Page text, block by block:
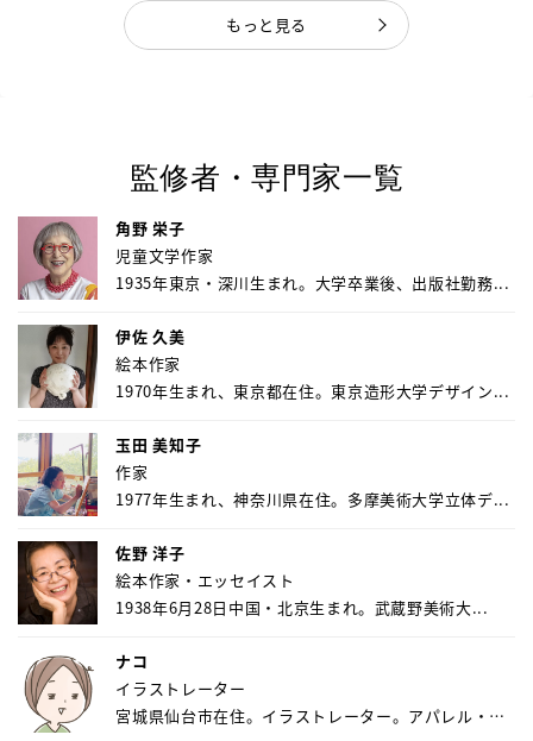
もっと見る
監修者・専門家一覧
角野 栄子
児童文学作家
1935年東京・深川生まれ。大学卒業後、出版社勤務...
伊佐 久美
絵本作家
1970年生まれ、東京都在住。東京造形大学デザイン...
玉田 美知子
作家
1977年生まれ、神奈川県在住。多摩美術大学立体デ...
佐野 洋子
絵本作家・エッセイスト
1938年6月28日中国・北京生まれ。武蔵野美術大...
ナコ
イラストレーター
宮城県仙台市在住。イラストレーター。アパレル・キ